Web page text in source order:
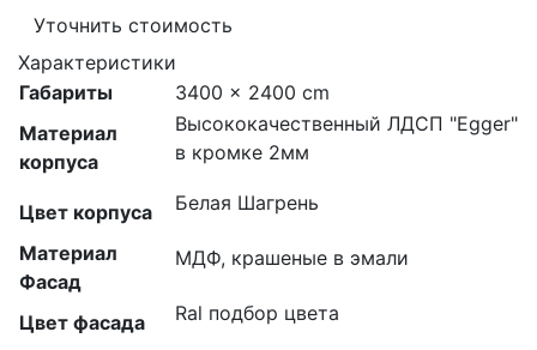
Уточнить стоимость
Характеристики
Габариты
3400 × 2400 cm
Материал
корпуса
Высококачественный ЛДСП "Egger"
в кромке 2мм
Цвет корпуса Белая Шагрень
Материал
Фасад
МДФ, крашеные в эмали
Цвет фасада Ral подбор цвета